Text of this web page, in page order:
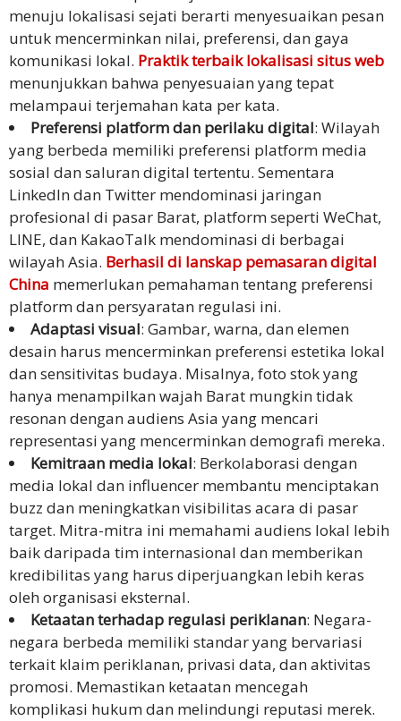
menuju lokalisasi sejati berarti menyesuaikan pesan
untuk mencerminkan nilai, preferensi, dan gaya
komunikasi lokal. Praktik terbaik lokalisasi situs web
menunjukkan bahwa penyesuaian yang tepat
melampaui terjemahan kata per kata.
Preferensi platform dan perilaku digital: Wilayah
yang berbeda memiliki preferensi platform media
sosial dan saluran digital tertentu. Sementara
LinkedIn dan Twitter mendominasi jaringan
profesional di pasar Barat, platform seperti WeChat,
LINE, dan KakaoTalk mendominasi di berbagai
wilayah Asia. Berhasil di lanskap pemasaran digital
China memerlukan pemahaman tentang preferensi
platform dan persyaratan regulasi ini.
Adaptasi visual: Gambar, warna, dan elemen
desain harus mencerminkan preferensi estetika lokal
dan sensitivitas budaya. Misalnya, foto stok yang
hanya menampilkan wajah Barat mungkin tidak
resonan dengan audiens Asia yang mencari
representasi yang mencerminkan demografi mereka.
Kemitraan media lokal: Berkolaborasi dengan
media lokal dan influencer membantu menciptakan
buzz dan meningkatkan visibilitas acara di pasar
target. Mitra-mitra ini memahami audiens lokal lebih
baik daripada tim internasional dan memberikan
kredibilitas yang harus diperjuangkan lebih keras
oleh organisasi eksternal.
Ketaatan terhadap regulasi periklanan: Negara-
negara berbeda memiliki standar yang bervariasi
terkait klaim periklanan, privasi data, dan aktivitas
promosi. Memastikan ketaatan mencegah
komplikasi hukum dan melindungi reputasi merek.